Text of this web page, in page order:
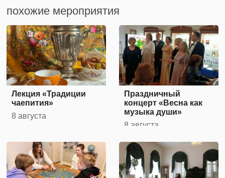
похожие мероприятия
Лекция «Традиции
чаепития»
8 августа
Праздничный
концерт «Весна как
музыка души»
8 августа